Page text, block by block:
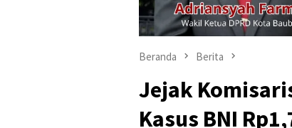
Beranda Berita
Jejak
Kasus BNI